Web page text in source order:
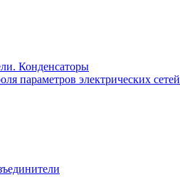
Конденсаторы
параметров электрических сетей